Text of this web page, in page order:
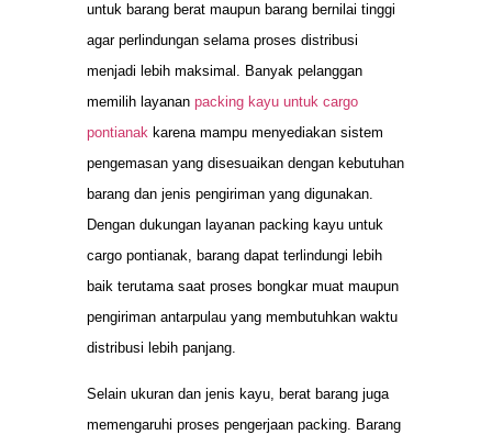
untuk barang berat maupun barang bernilai tinggi
agar perlindungan selama proses distribusi
menjadi lebih maksimal. Banyak pelanggan
memilih layanan packing kayu untuk cargo
pontianak karena mampu menyediakan sistem
pengemasan yang disesuaikan dengan kebutuhan
barang dan jenis pengiriman yang digunakan.
Dengan dukungan layanan packing kayu untuk
cargo pontianak, barang dapat terlindungi lebih
baik terutama saat proses bongkar muat maupun
pengiriman antarpulau yang membutuhkan waktu
distribusi lebih panjang.
Selain ukuran dan jenis kayu, berat barang juga
memengaruhi proses pengerjaan packing. Barang